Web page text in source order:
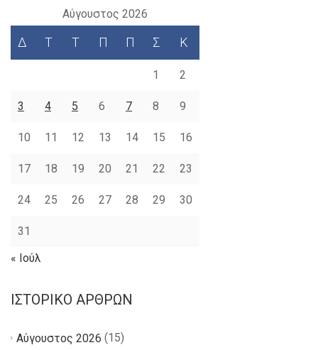
Αύγουστος 2026
Δ Τ Τ Π Π Σ Κ
1 2
3 4 5 6 7 8 9
10 11 12 13 14 15 16
17 18 19 20 21 22 23
24 25 26 27 28 29 30
31
« Ιούλ
ΙΣΤΟΡΙΚΌ ΆΡΘΡΩΝ
Αύγουστος 2026 (15)